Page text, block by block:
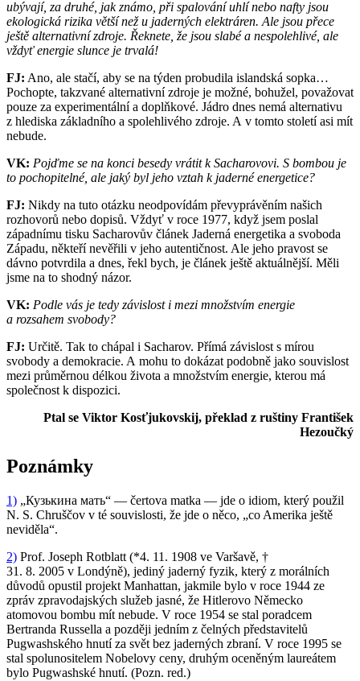
ubývají, za druhé, jak známo, při spalování uhlí nebo nafty jsou
ekologická rizika větší než u jaderných elektráren. Ale jsou přece
ještě alternativní zdroje. Řeknete, že jsou slabé a nespolehlivé, ale
vždyť energie slunce je trvalá!
FJ: Ano, ale stačí, aby se na týden probudila islandská sopka…
Pochopte, takzvané alternativní zdroje je možné, bohužel, považovat
pouze za experimentální a doplňkové. Jádro dnes nemá alternativu
z hlediska základního a spolehlivého zdroje. A v tomto století asi mít
nebude.
VK: Pojďme se na konci besedy vrátit k Sacharovovi. S bombou je
to pochopitelné, ale jaký byl jeho vztah k jaderné energetice?
FJ: Nikdy na tuto otázku neodpovídám převyprávěním našich
rozhovorů nebo dopisů. Vždyť v roce 1977, když jsem poslal
západnímu tisku Sacharovův článek Jaderná energetika a svoboda
Západu, někteří nevěřili v jeho autentičnost. Ale jeho pravost se
dávno potvrdila a dnes, řekl bych, je článek ještě aktuálnější. Měli
jsme na to shodný názor.
VK: Podle vás je tedy závislost i mezi množstvím energie
a rozsahem svobody?
FJ: Určitě. Tak to chápal i Sacharov. Přímá závislost s mírou
svobody a demokracie. A mohu to dokázat podobně jako souvislost
mezi průměrnou délkou života a množstvím energie, kterou má
společnost k dispozici.
Ptal se Viktor Kosťjukovskij, překlad z ruštiny František
Hezoučký
Poznámky
1) „Кузькина мать“ — čertova matka — jde o idiom, který použil
N. S. Chruščov v té souvislosti, že jde o něco, „co Amerika ještě
neviděla“.
2) Prof. Joseph Rotblatt (*4. 11. 1908 ve Varšavě, †
31. 8. 2005 v Londýně), jediný jaderný fyzik, který z morálních
důvodů opustil projekt Manhattan, jakmile bylo v roce 1944 ze
zpráv zpravodajských služeb jasné, že Hitlerovo Německo
atomovou bombu mít nebude. V roce 1954 se stal poradcem
Bertranda Russella a později jedním z čelných představitelů
Pugwashského hnutí za svět bez jaderných zbraní. V roce 1995 se
stal spolunositelem Nobelovy ceny, druhým oceněným laureátem
bylo Pugwashské hnutí. (Pozn. red.)